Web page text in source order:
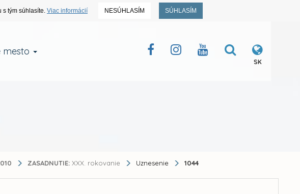
s tým súhlasíte. Viac informácií NESÚHLASÍM SÚHLASÍM
mesto
SK
ZASADNUTIE: XXX. rokovanie Uznesenie 1044